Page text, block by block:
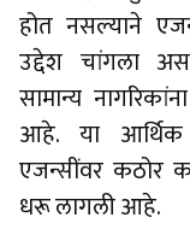
होत नसल्याने
उद्देश चांगला
सामान्य
आहे. या आर्थिक
एजन्सींवर कठोर
धरू लागली आहे.